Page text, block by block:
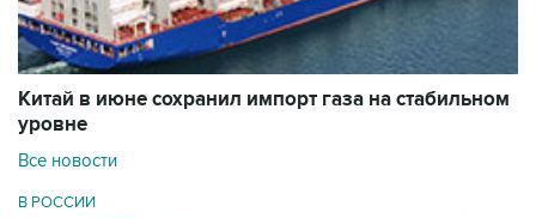
Китай в июне сохранил импорт газа на стабильном
уровне
Все новости
В РОССИИ